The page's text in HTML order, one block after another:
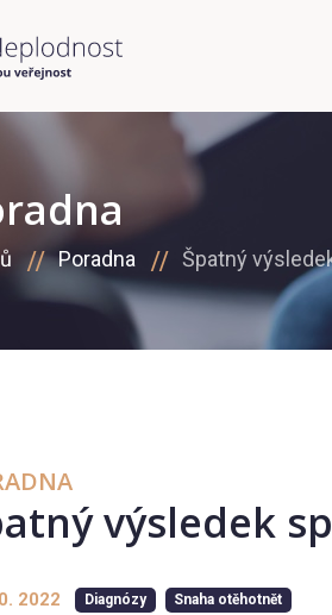
Poradna Špatný
výsledek
2022 Diagnózy Snaha otěhotnět